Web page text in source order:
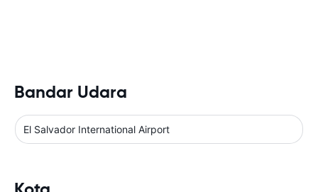
Bandar Udara
El Salvador International Airport